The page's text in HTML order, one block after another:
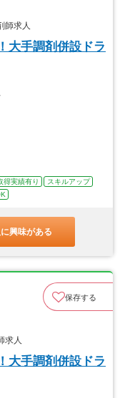
師求人
大手調剤併設ドラ
得実績有り
スキルアップ
興味がある
保存する
求人
大手調剤併設ドラ